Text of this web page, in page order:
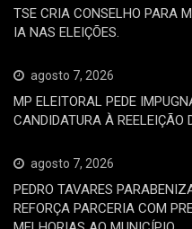
TSE CRIA CONSELHO PARA
IA NAS ELEIÇÕES.
agosto 7, 2026
MP ELEITORAL PEDE
CANDIDATURA À REELEIÇÃO
agosto 7, 2026
PEDRO TAVARES
REFORÇA PARCERIA COM